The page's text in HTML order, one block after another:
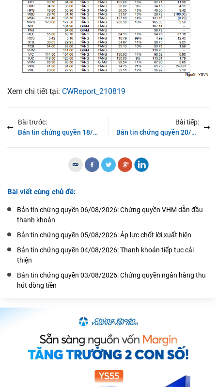
Xem chi tiết tại: CWReport_210819
Bài trước:
Bản tin chứng quyền 18/08/2021: Áp lực bán vẫn được duy trì
Bài tiếp:
Bản tin chứng quyền 20/08/2021: Đồng loạt giảm điểm
Bài viết cùng chủ đề:
Bản tin chứng quyền 06/08/2026: Chứng quyền VHM dẫn đầu
thanh khoản
Bản tin chứng quyền 05/08/2026: Áp lực chốt lời xuất hiện
Bản tin chứng quyền 04/08/2026: Thanh khoản tiếp tục cải
thiện
Bản tin chứng quyền 03/08/2026: Chứng quyền ngân hàng thu
hút dòng tiền